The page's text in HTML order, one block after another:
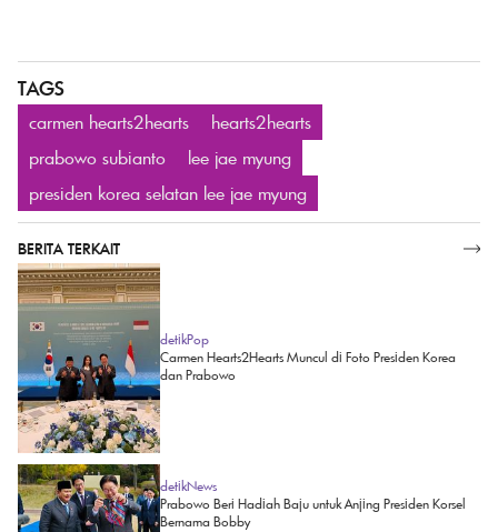
TAGS
carmen hearts2hearts
hearts2hearts
prabowo subianto
lee jae myung
presiden korea selatan lee jae myung
BERITA TERKAIT
detikPop
Carmen Hearts2Hearts Muncul di Foto Presiden Korea
dan Prabowo
detikNews
Prabowo Beri Hadiah Baju untuk Anjing Presiden Korsel
Bernama Bobby